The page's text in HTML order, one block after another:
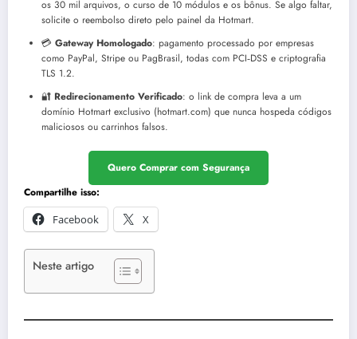
os 30 mil arquivos, o curso de 10 módulos e os bônus. Se algo faltar,
solicite o reembolso direto pelo painel da Hotmart.
💳 Gateway Homologado: pagamento processado por empresas
como PayPal, Stripe ou PagBrasil, todas com PCI‑DSS e criptografia
TLS 1.2.
🔐 Redirecionamento Verificado: o link de compra leva a um
domínio Hotmart exclusivo (hotmart.com) que nunca hospeda códigos
maliciosos ou carrinhos falsos.
Quero Comprar com Segurança
Compartilhe isso:
Facebook
X
Neste artigo